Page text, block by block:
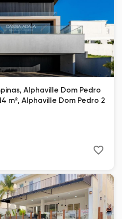
Alphaville Dom Pedro
m², Alphaville Dom Pedro 2